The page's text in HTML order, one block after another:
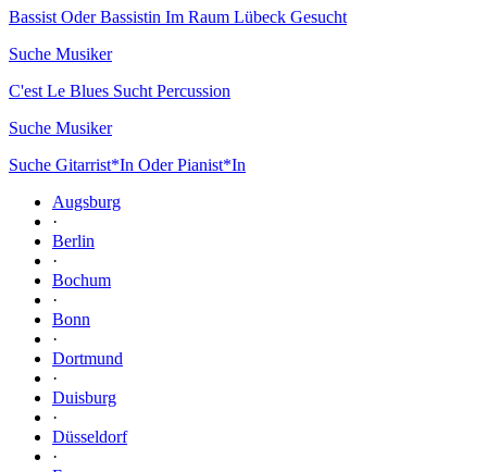
Bassist Oder Bassistin Im Raum Lübeck Gesucht
Suche Musiker
C'est Le Blues Sucht Percussion
Suche Musiker
Suche Gitarrist*In Oder Pianist*In
Augsburg
·
Berlin
·
Bochum
·
Bonn
·
Dortmund
·
Duisburg
·
Düsseldorf
·